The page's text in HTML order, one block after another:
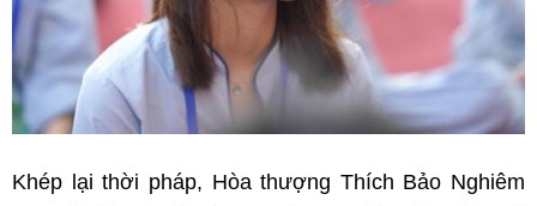
Khép lại thời pháp, Hòa thượng Thích Bảo Nghiêm